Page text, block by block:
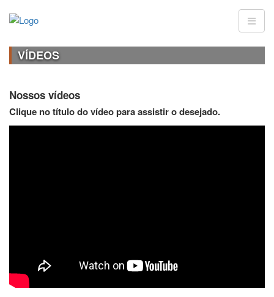
VÍDEOS
Nossos vídeos
Clique no título do vídeo para assistir o desejado.